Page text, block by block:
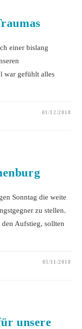
einer bislang
war gefühlt alles
01/12/2018
Sonntag die weite
zu stellen.
Aufstieg, sollten
05/11/2018
unsere